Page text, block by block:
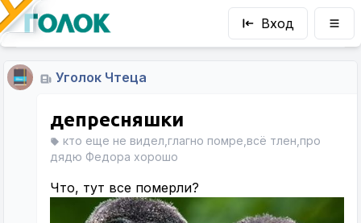
Вход
Уголок Чтеца
депресняшки
кто еще не видел,глагно помре,всё тлен,про
дядю Федора хорошо
Что, тут все померли?